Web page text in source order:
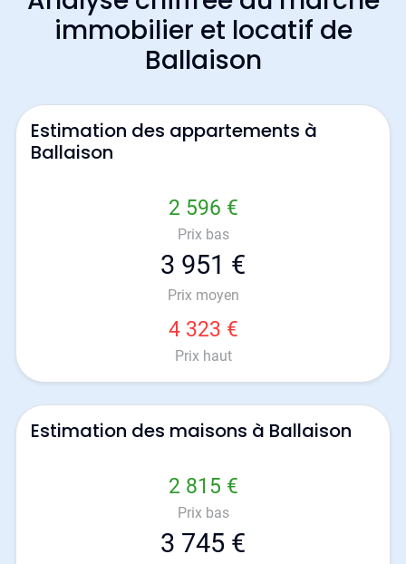
immobilier et locatif de
Ballaison
Estimation des appartements à
Ballaison
2 596 €
Prix bas
3 951 €
Prix moyen
4 323 €
Prix haut
Estimation des maisons à Ballaison
2 815 €
Prix bas
3 745 €